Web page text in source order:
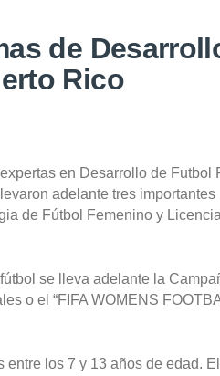
de
Rico
en Desarrollo de Futbol
adelante tres importantes
de Fútbol Femenino y
se lleva adelante la
o el “FIFA WOMENS
los 7 y 13 años de edad.